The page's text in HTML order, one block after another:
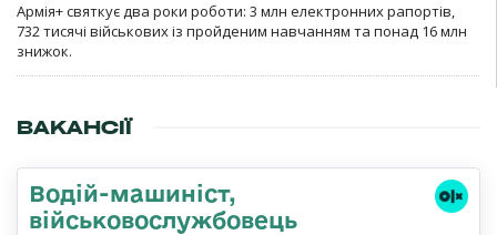
Армія+ святкує два роки роботи: 3 млн електронних рапортів,
732 тисячі військових із пройденим навчанням та понад 16 млн
знижок.
ВАКАНСІЇ
Водій-машиніст,
військовослужбовець